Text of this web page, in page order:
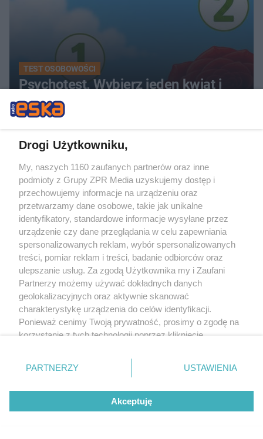
TEST OSOBOWOŚCI
Psychotest. Wybierz jeden kwiat i
sprawdź, jaki masz typ osobowości
DOMOWE TRIKI
Zwilż kartkę i połóż na parapecie.
Żadna mucha nie wleci do twojego
domu
ZOBACZ WIĘCEJ
Drogi Użytkowniku,
My, naszych 1160 zaufanych partnerów oraz inne
podmioty z Grupy ZPR Media uzyskujemy dostęp i
przechowujemy informacje na urządzeniu oraz
przetwarzamy dane osobowe, takie jak unikalne
identyfikatory, standardowe informacje wysyłane przez
urządzenie czy dane przeglądania w celu zapewniania
spersonalizowanych reklam, wybór spersonalizowanych
treści, pomiar reklam i treści, badanie odbiorców oraz
ulepszanie usług. Za zgodą Użytkownika my i Zaufani
Partnerzy możemy używać dokładnych danych
geolokalizacyjnych oraz aktywnie skanować
charakterystykę urządzenia do celów identyfikacji.
Ponieważ cenimy Twoją prywatność, prosimy o zgodę na
korzystanie z tych technologii poprzez kliknięcie
zmienić/wycofać klikając przycisk ustawień prywatności
znajdujący się w lewym dolnym rogu strony
rodzaje przetwarzania danych nie wymagają zgody
użytkownika, ale masz prawo sprzeciwić się takiemu
przetwarzaniu. Preferencje będą miały zastosowanie tylko
PARTNERZY USTAWIENIA
Akceptuję